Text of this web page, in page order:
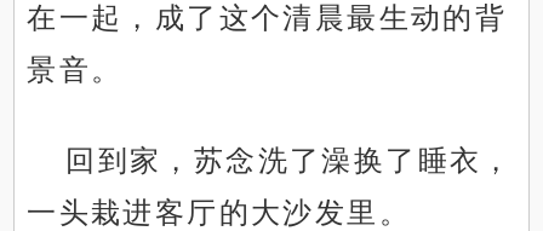
在一起，成了这个清晨最生动的背
景音。
回到家，苏念洗了澡换了睡衣，
一头栽进客厅的大沙发里。